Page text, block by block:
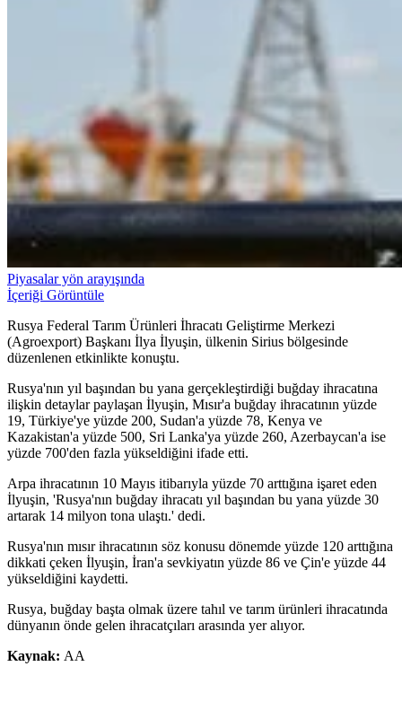
Piyasalar yön arayışında
İçeriği Görüntüle
Rusya Federal Tarım Ürünleri İhracatı Geliştirme Merkezi
(Agroexport) Başkanı İlya İlyuşin, ülkenin Sirius bölgesinde
düzenlenen etkinlikte konuştu.
Rusya'nın yıl başından bu yana gerçekleştirdiği buğday ihracatına
ilişkin detaylar paylaşan İlyuşin, Mısır'a buğday ihracatının yüzde
19, Türkiye'ye yüzde 200, Sudan'a yüzde 78, Kenya ve
Kazakistan'a yüzde 500, Sri Lanka'ya yüzde 260, Azerbaycan'a ise
yüzde 700'den fazla yükseldiğini ifade etti.
Arpa ihracatının 10 Mayıs itibarıyla yüzde 70 arttığına işaret eden
İlyuşin, 'Rusya'nın buğday ihracatı yıl başından bu yana yüzde 30
artarak 14 milyon tona ulaştı.' dedi.
Rusya'nın mısır ihracatının söz konusu dönemde yüzde 120 arttığına
dikkati çeken İlyuşin, İran'a sevkiyatın yüzde 86 ve Çin'e yüzde 44
yükseldiğini kaydetti.
Rusya, buğday başta olmak üzere tahıl ve tarım ürünleri ihracatında
dünyanın önde gelen ihracatçıları arasında yer alıyor.
Kaynak: AA